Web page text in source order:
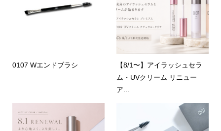
0107 Wエンドブラシ
【8/1〜】アイラッシュセラ
ム・UVクリーム リニュー
ア...